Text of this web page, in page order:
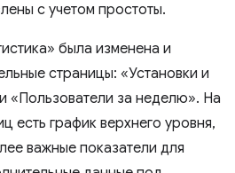
с учетом простоты.
была изменена и
страницы: «Установки и
«Пользователи за неделю». На
есть график верхнего уровня,
важные показатели для